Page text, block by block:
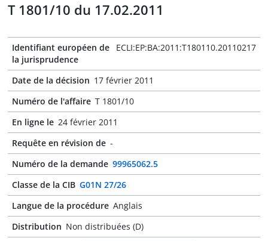
T 1801/10 du 17.02.2011
Identifiant européen de
la jurisprudence
ECLI:EP:BA:2011:T180110.20110217
Date de la décision 17 février 2011
Numéro de l'affaire T 1801/10
En ligne le 24 février 2011
Requête en révision de -
Numéro de la demande 99965062.5
Classe de la CIB G01N 27/26
Langue de la procédure Anglais
Distribution Non distribuées (D)